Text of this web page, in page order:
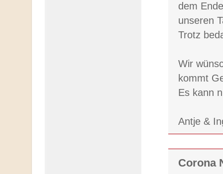
dem
unseren
Trotz
Wir
kommt
Es kann
Antje &
Corona